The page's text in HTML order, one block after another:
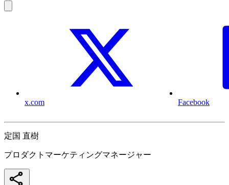
x.com Facebook
定国 直樹
プロダクトマーケティングマネージャー